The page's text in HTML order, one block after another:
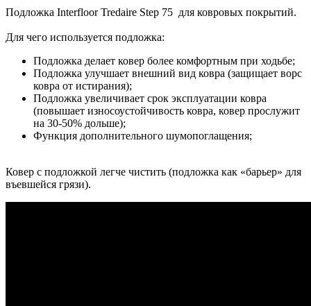
Подложка Interfloor Tredaire Step 75 для ковровых покрытий.
Для чего используется подложка:
Подложка делает ковер более комфортным при ходьбе;
Подложка улучшает внешний вид ковра (защищает ворс
ковра от истирания);
Подложка увеличивает срок эксплуатации ковра
(повышает износоустойчивость ковра, ковер прослужит
на 30-50% дольше);
Функция дополнительного шумопоглащения;
Ковер с подложкой легче чистить (подложка как «барьер» для
въевшейся грязи).